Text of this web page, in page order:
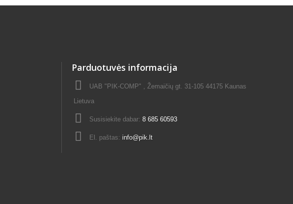
Parduotuvės informacija
UAB "PIK-COMP" , Žemaičių gt. 31-105 44175 Kaunas
Lietuva
Susisiekite dabar: 8 685 60593
El. paštas: info@pik.lt